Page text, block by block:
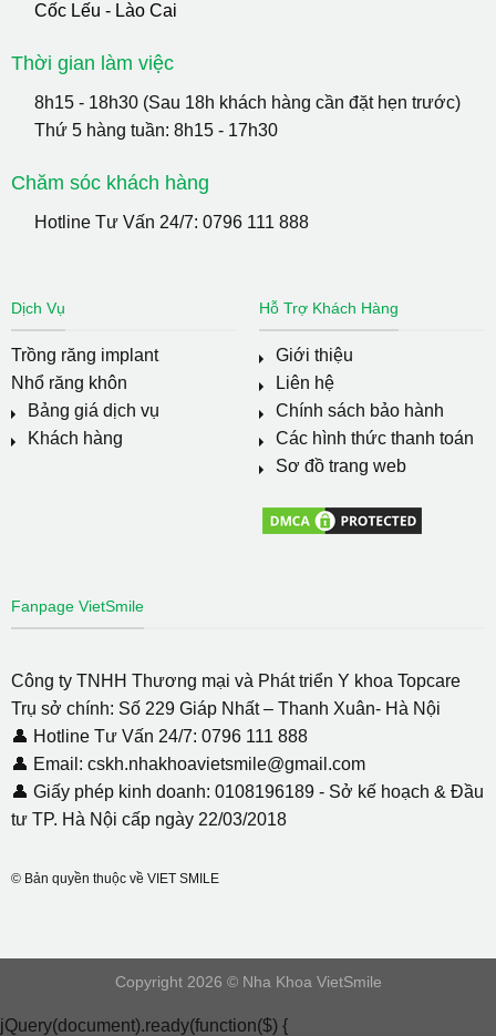
Cốc Lếu - Lào Cai
Thời gian làm việc
8h15 - 18h30 (Sau 18h khách hàng cần đặt hẹn trước)
Thứ 5 hàng tuần: 8h15 - 17h30
Chăm sóc khách hàng
Hotline Tư Vấn 24/7: 0796 111 888
Dịch Vụ
Trồng răng implant
Nhổ răng khôn
Bảng giá dịch vụ
Khách hàng
Hỗ Trợ Khách Hàng
Giới thiệu
Liên hệ
Chính sách bảo hành
Các hình thức thanh toán
Sơ đồ trang web
Fanpage VietSmile
Công ty TNHH Thương mại và Phát triển Y khoa Topcare
Trụ sở chính: Số 229 Giáp Nhất – Thanh Xuân- Hà Nội
👤 Hotline Tư Vấn 24/7: 0796 111 888
👤 Email: cskh.nhakhoavietsmile@gmail.com
👤 Giấy phép kinh doanh: 0108196189 - Sở kế hoạch & Đầu
tư TP. Hà Nội cấp ngày 22/03/2018
© Bản quyền thuộc về VIET SMILE
Copyright 2026 © Nha Khoa VietSmile
jQuery(document).ready(function($) {